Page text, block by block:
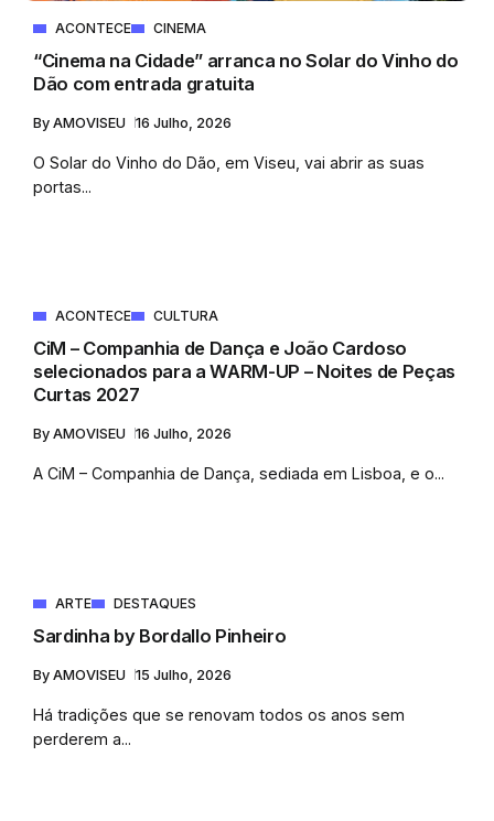
ACONTECE CINEMA
“Cinema na Cidade” arranca no Solar do Vinho do
Dão com entrada gratuita
By AMOVISEU 16 Julho, 2026
O Solar do Vinho do Dão, em Viseu, vai abrir as suas
portas...
ACONTECE CULTURA
CiM – Companhia de Dança e João Cardoso
selecionados para a WARM-UP – Noites de Peças
Curtas 2027
By AMOVISEU 16 Julho, 2026
A CiM – Companhia de Dança, sediada em Lisboa, e o...
ARTE DESTAQUES
Sardinha by Bordallo Pinheiro
By AMOVISEU 15 Julho, 2026
Há tradições que se renovam todos os anos sem
perderem a...